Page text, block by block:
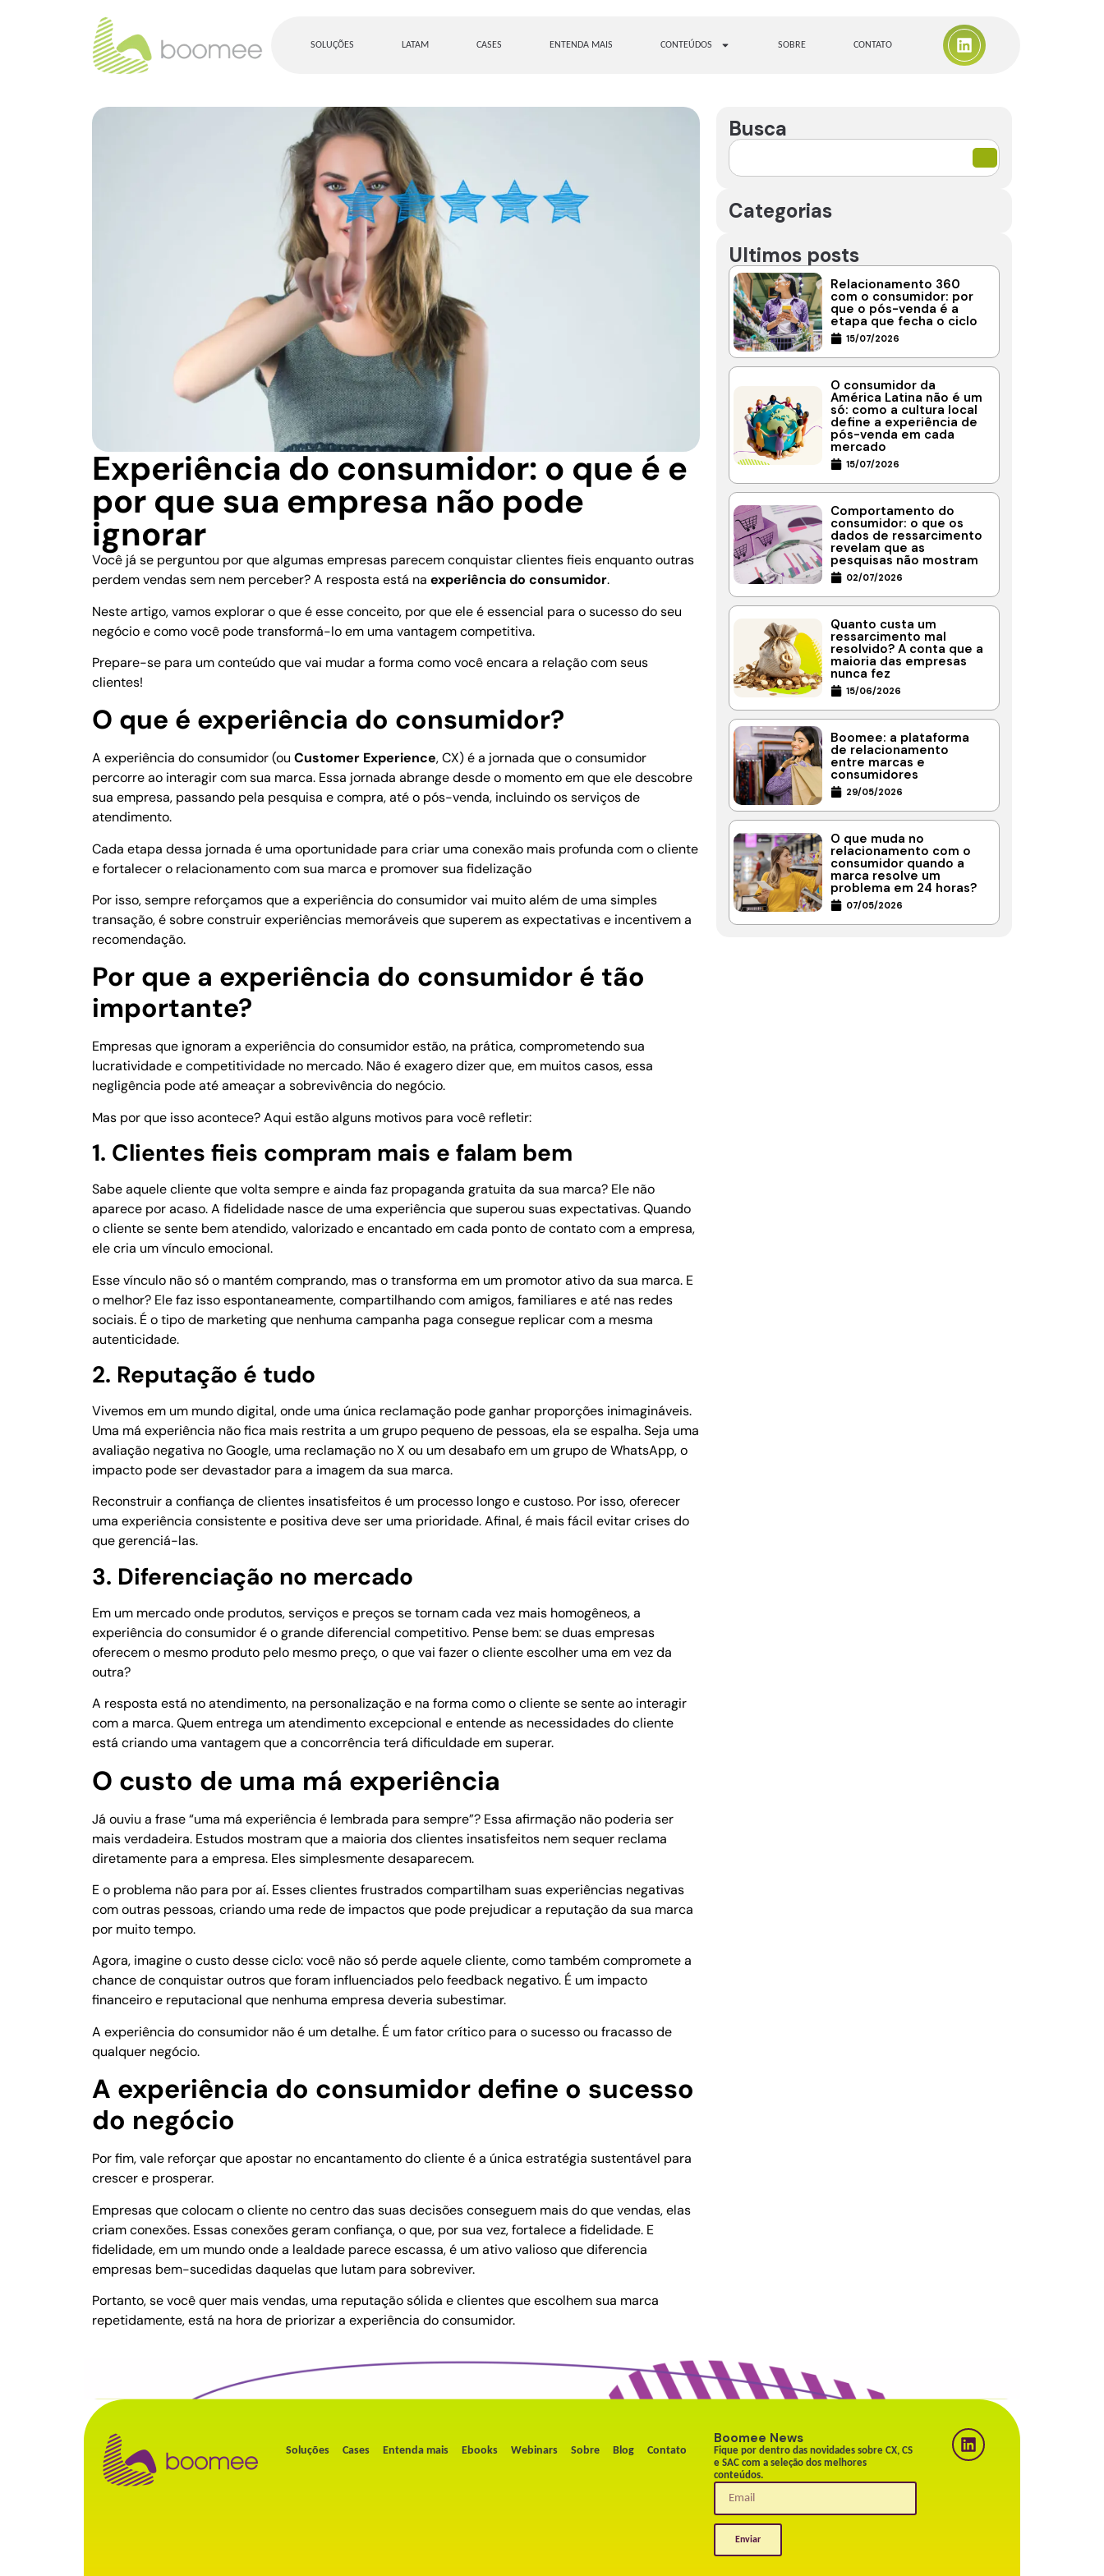
SOLUÇÕES LATAM CASES ENTENDA MAIS CONTEÚDOS SOBRE CONTATO
Experiência do consumidor: o que é e
por que sua empresa não pode
ignorar
Você já se perguntou por que algumas empresas parecem conquistar clientes fieis enquanto outras
perdem vendas sem nem perceber? A resposta está na experiência do consumidor.
Neste artigo, vamos explorar o que é esse conceito, por que ele é essencial para o sucesso do seu
negócio e como você pode transformá-lo em uma vantagem competitiva.
Prepare-se para um conteúdo que vai mudar a forma como você encara a relação com seus
clientes!
O que é experiência do consumidor?
A experiência do consumidor (ou Customer Experience, CX) é a jornada que o consumidor
percorre ao interagir com sua marca. Essa jornada abrange desde o momento em que ele descobre
sua empresa, passando pela pesquisa e compra, até o pós-venda, incluindo os serviços de
atendimento.
Cada etapa dessa jornada é uma oportunidade para criar uma conexão mais profunda com o cliente
e fortalecer o relacionamento com sua marca e promover sua fidelização
Por isso, sempre reforçamos que a experiência do consumidor vai muito além de uma simples
transação, é sobre construir experiências memoráveis que superem as expectativas e incentivem a
recomendação.
Por que a experiência do consumidor é tão
importante?
Empresas que ignoram a experiência do consumidor estão, na prática, comprometendo sua
lucratividade e competitividade no mercado. Não é exagero dizer que, em muitos casos, essa
negligência pode até ameaçar a sobrevivência do negócio.
Mas por que isso acontece? Aqui estão alguns motivos para você refletir:
1. Clientes fieis compram mais e falam bem
Sabe aquele cliente que volta sempre e ainda faz propaganda gratuita da sua marca? Ele não
aparece por acaso. A fidelidade nasce de uma experiência que superou suas expectativas. Quando
o cliente se sente bem atendido, valorizado e encantado em cada ponto de contato com a empresa,
ele cria um vínculo emocional.
Esse vínculo não só o mantém comprando, mas o transforma em um promotor ativo da sua marca. E
o melhor? Ele faz isso espontaneamente, compartilhando com amigos, familiares e até nas redes
sociais. É o tipo de marketing que nenhuma campanha paga consegue replicar com a mesma
autenticidade.
2. Reputação é tudo
Vivemos em um mundo digital, onde uma única reclamação pode ganhar proporções inimagináveis.
Uma má experiência não fica mais restrita a um grupo pequeno de pessoas, ela se espalha. Seja uma
avaliação negativa no Google, uma reclamação no X ou um desabafo em um grupo de WhatsApp, o
impacto pode ser devastador para a imagem da sua marca.
Reconstruir a confiança de clientes insatisfeitos é um processo longo e custoso. Por isso, oferecer
uma experiência consistente e positiva deve ser uma prioridade. Afinal, é mais fácil evitar crises do
que gerenciá-las.
3. Diferenciação no mercado
Em um mercado onde produtos, serviços e preços se tornam cada vez mais homogêneos, a
experiência do consumidor é o grande diferencial competitivo. Pense bem: se duas empresas
oferecem o mesmo produto pelo mesmo preço, o que vai fazer o cliente escolher uma em vez da
outra?
A resposta está no atendimento, na personalização e na forma como o cliente se sente ao interagir
com a marca. Quem entrega um atendimento excepcional e entende as necessidades do cliente
está criando uma vantagem que a concorrência terá dificuldade em superar.
O custo de uma má experiência
Já ouviu a frase “uma má experiência é lembrada para sempre”? Essa afirmação não poderia ser
mais verdadeira. Estudos mostram que a maioria dos clientes insatisfeitos nem sequer reclama
diretamente para a empresa. Eles simplesmente desaparecem.
E o problema não para por aí. Esses clientes frustrados compartilham suas experiências negativas
com outras pessoas, criando uma rede de impactos que pode prejudicar a reputação da sua marca
por muito tempo.
Agora, imagine o custo desse ciclo: você não só perde aquele cliente, como também compromete a
chance de conquistar outros que foram influenciados pelo feedback negativo. É um impacto
financeiro e reputacional que nenhuma empresa deveria subestimar.
A experiência do consumidor não é um detalhe. É um fator crítico para o sucesso ou fracasso de
qualquer negócio.
A experiência do consumidor define o sucesso
do negócio
Por fim, vale reforçar que apostar no encantamento do cliente é a única estratégia sustentável para
crescer e prosperar.
Empresas que colocam o cliente no centro das suas decisões conseguem mais do que vendas, elas
criam conexões. Essas conexões geram confiança, o que, por sua vez, fortalece a fidelidade. E
fidelidade, em um mundo onde a lealdade parece escassa, é um ativo valioso que diferencia
empresas bem-sucedidas daquelas que lutam para sobreviver.
Portanto, se você quer mais vendas, uma reputação sólida e clientes que escolhem sua marca
repetidamente, está na hora de priorizar a experiência do consumidor.
Busca
Categorias
Ultimos posts
Relacionamento 360
com o consumidor: por
que o pós-venda é a
etapa que fecha o ciclo
15/07/2026
O consumidor da
América Latina não é um
só: como a cultura local
define a experiência de
pós-venda em cada
mercado
15/07/2026
Comportamento do
consumidor: o que os
dados de ressarcimento
revelam que as
pesquisas não mostram
02/07/2026
Quanto custa um
ressarcimento mal
resolvido? A conta que a
maioria das empresas
nunca fez
15/06/2026
Boomee: a plataforma
de relacionamento
entre marcas e
consumidores
29/05/2026
O que muda no
relacionamento com o
consumidor quando a
marca resolve um
problema em 24 horas?
07/05/2026
Soluções Cases Entenda mais Ebooks Webinars Sobre Blog Contato
Boomee News
Fique por dentro das novidades sobre CX, CS
e SAC com a seleção dos melhores
conteúdos.
Enviar